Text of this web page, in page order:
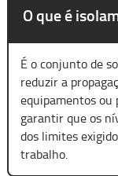
O que é
É o conjunto de
reduzir a
equipamentos ou
garantir que os
dos limites
trabalho.